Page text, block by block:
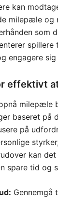
kan
milepæle og
som
engagere
effektivt
milepæle
baseret på
på
kan
spare tid og